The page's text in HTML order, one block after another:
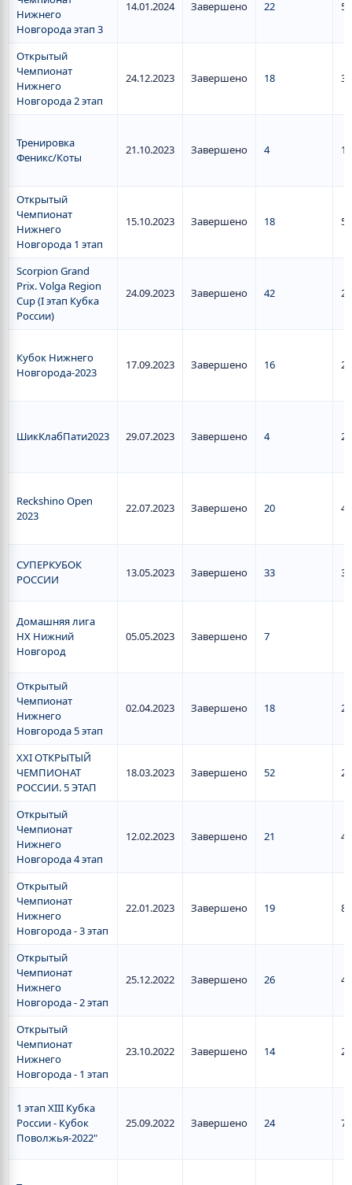
Нижнего
Новгорода этап 3
14.01.2024 Завершено 22 5
Открытый
Чемпионат
Нижнего
Новгорода 2 этап
24.12.2023 Завершено 18 3
Тренировка
Феникс/Коты
21.10.2023 Завершено 4 1
Открытый
Чемпионат
Нижнего
Новгорода 1 этап
15.10.2023 Завершено 18 5
Scorpion Grand
Prix. Volga Region
Cup (I этап Кубка
России)
24.09.2023 Завершено 42 2
Кубок Нижнего
Новгорода-2023
17.09.2023 Завершено 16 2
ШикКлабПати2023 29.07.2023 Завершено 4 2
Reckshino Open
2023
22.07.2023 Завершено 20 4
СУПЕРКУБОК
РОССИИ
13.05.2023 Завершено 33 31
Домашняя лига
НХ Нижний
Новгород
05.05.2023 Завершено 7
Открытый
Чемпионат
Нижнего
Новгорода 5 этап
02.04.2023 Завершено 18 2
XXI ОТКРЫТЫЙ
ЧЕМПИОНАТ
РОССИИ. 5 ЭТАП
18.03.2023 Завершено 52 28
Открытый
Чемпионат
Нижнего
Новгорода 4 этап
12.02.2023 Завершено 21 4
Открытый
Чемпионат
Нижнего
Новгорода - 3 этап
22.01.2023 Завершено 19 8
Открытый
Чемпионат
Нижнего
Новгорода - 2 этап
25.12.2022 Завершено 26 4
Открытый
Чемпионат
Нижнего
Новгорода - 1 этап
23.10.2022 Завершено 14 2
1 этап XIII Кубка
России - Кубок
Поволжья-2022"
25.09.2022 Завершено 24 7